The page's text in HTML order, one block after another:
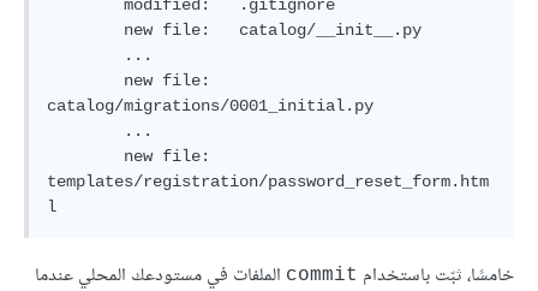
catalog/migrations/0001_initial.py
templates/registration/password_reset_form.htm
خامسًا، ثبّت باستخدام commit الملفات في مستودعك المحلي عندما